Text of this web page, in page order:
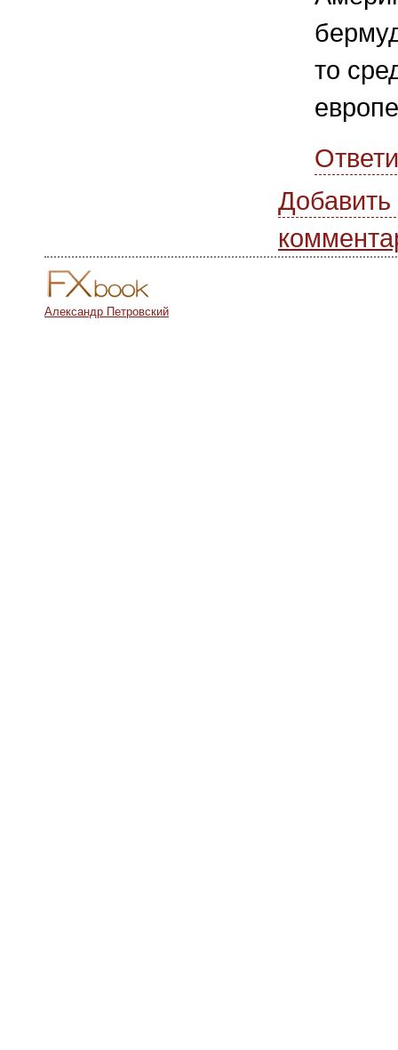
то
Александр Петровский